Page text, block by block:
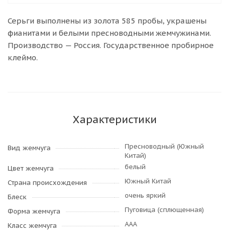
Серьги выполнены из золота 585 пробы, украшены
фианитами и белыми пресноводными жемчужинами.
Производство — Россия. Государственное пробирное
клеймо.
Характеристики
Вид жемчуга
Пресноводный (Южный
Китай)
Цвет жемчуга
белый
Страна происхождения
Южный Китай
Блеск
очень яркий
Форма жемчуга
Пуговица (сплющенная)
Класс жемчуга
AAA